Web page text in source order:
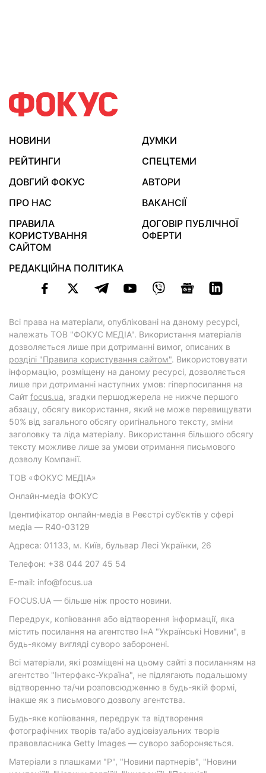
НОВИНИ
ДУМКИ
РЕЙТИНГИ
СПЕЦТЕМИ
ДОВГИЙ ФОКУС
АВТОРИ
ПРО НАС
ВАКАНСІЇ
ПРАВИЛА
КОРИСТУВАННЯ
САЙТОМ
ДОГОВІР ПУБЛІЧНОЇ
ОФЕРТИ
РЕДАКЦІЙНА ПОЛІТИКА
Всі права на матеріали, опубліковані на даному ресурсі,
належать ТОВ "ФОКУС МЕДІА". Використання матеріалів
дозволяється лише при дотриманні вимог, описаних в
розділі "Правила користування сайтом". Використовувати
інформацію, розміщену на даному ресурсі, дозволяється
лише при дотриманні наступних умов: гіперпосилання на
Cайт focus.ua, згадки першоджерела не нижче першого
абзацу, обсягу використання, який не може перевищувати
50% від загального обсягу оригінального тексту, зміни
заголовку та ліда матеріалу. Використання більшого обсягу
тексту можливе лише за умови отримання письмового
дозволу Компанії.
ТОВ «ФОКУС МЕДІА»
Онлайн-медіа ФОКУС
Ідентифікатор онлайн-медіа в Реєстрі суб’єктів у сфері
медіа — R40-03129
Адреса: 01133, м. Київ, бульвар Лесі Українки, 26
Телефон: +38 044 207 45 54
E-mail: info@focus.ua
FOCUS.UA — більше ніж просто новини.
Передрук, копіювання або відтворення інформації, яка
містить посилання на агентство ІнА "Українські Новини", в
будь-якому вигляді суворо заборонені.
Всі матеріали, які розміщені на цьому сайті з посиланням на
агентство "Інтерфакс-Україна", не підлягають подальшому
відтворенню та/чи розповсюдженню в будь-якій формі,
інакше як з письмового дозволу агентства.
Будь-яке копіювання, передрук та відтворення
фотографічних творів та/або аудіовізуальних творів
правовласника Getty Images — суворо забороняється.
Матеріали з плашками "Р", "Новини партнерів", "Новини